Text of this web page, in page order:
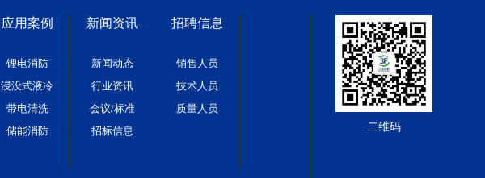
应用案例
锂电消防
浸没式液冷
带电清洗
储能消防
新闻资讯
新闻动态
行业资讯
会议/标准
招标信息
招聘信息
销售人员
技术人员
质量人员
二维码